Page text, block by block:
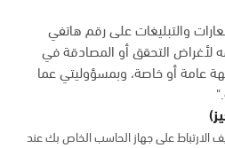
والتبليغات على رقم هاتفي
لأغراض التحقق أو المصادقة في
عامة أو خاصة، وبمسؤوليتي عما
الارتباط على جهاز الحاسب الخاص بك عند